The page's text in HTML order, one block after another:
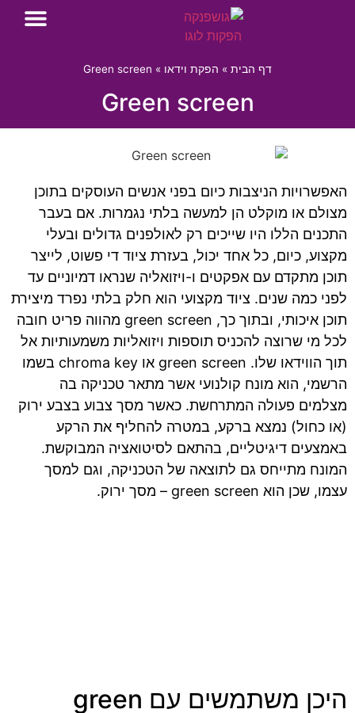
דף הבית » הפקת וידאו »
Green screen
Green screen
האפשרויות הניצבות כיום בפני אנשים העוסקים בתוכן
מצולם או מוקלט הן למעשה בלתי נגמרות. אם בעבר
התכנים הללו היו שייכים רק לאולפנים גדולים ובעלי
מקצוע, כיום, כל אחד יכול, בעזרת ציוד די פשוט, לייצר
תוכן מתקדם עם אפקטים ו-ויזואליה שנראו דמיוניים עד
לפני כמה שנים. ציוד מקצועי הוא חלק בלתי נפרד מיצירת
תוכן איכותי, ובתוך כך, green screen מהווה פריט חובה
לכל מי שרוצה להכניס תוספות ויזואליות משמעותיות אל
תוך הווידאו שלו. green screen או chroma key בשמו
הרשמי, הוא מונח קולנועי אשר מתאר טכניקה בה
מצלמים פעולה המתרחשת. כאשר מסך צבוע בצבע ירוק
(או כחול) נמצא ברקע, במטרה להחליף את הרקע
באמצעים דיגיטליים, בהתאם לסיטואציה המבוקשת.
המונח מתייחס גם לתוצאה של הטכניקה, וגם למסך
עצמו, שכן הוא green screen – מסך ירוק.
היכן משתמשים עם green